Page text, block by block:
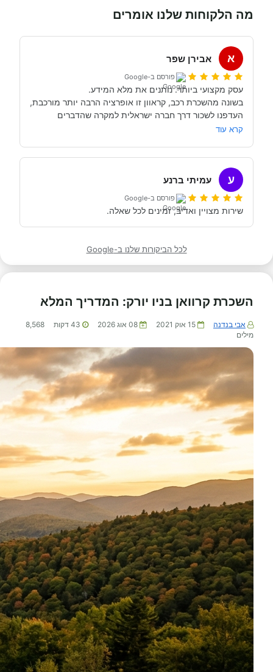
מה הלקוחות שלנו אומרים
א אבירן שפר
פורסם ב-Google
מאוד.
קרא עוד
ע עמיתי ברנע
פורסם ב-Google
שירות מצויין ואדיב, זמינים לכל שאלה.
לכל הביקורות שלנו ב-Google
השכרת קרוואן בניו יורק: המדריך המלא
אבי בנדנה 15 אוק 2021 08 אוג 2026 43 דקות
8,568
מילים